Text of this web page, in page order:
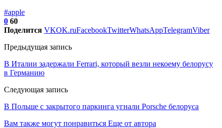
#apple
0 60
Поделится VKOK.ruFacebookTwitterWhatsAppTelegramViber
Предыдущая запись
В Италии задержали Ferrari, который везли некоему белорусу
в Германию
Следующая запись
В Польше с закрытого паркинга угнали Porsche белоруса
Вам также могут понравиться Еще от автора